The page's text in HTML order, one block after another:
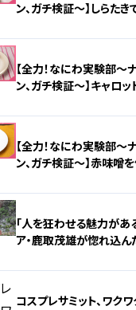
ン、ガチ検証～】しらたき
【全力！なにわ実験部～
ン、ガチ検証～】キャロッ
【全力！なにわ実験部～
ン、ガチ検証～】赤味噌
「人を狂わせる魅力があ
ア・鹿取茂雄が惚れ込ん
コスプレサミット、ワクワ